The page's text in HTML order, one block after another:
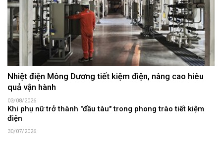
Nhiệt điện Mông Dương tiết kiệm điện, nâng cao hiêu
quả vận hành
03/08/2026
Khi phụ nữ trở thành "đầu tàu" trong phong trào tiết kiệm
điện
30/07/2026